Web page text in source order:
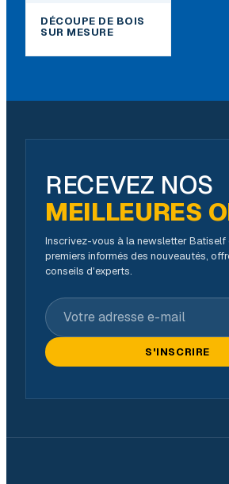
DÉCOUPE DE BOIS
SUR MESURE
RECEVEZ NOS
MEILLEURES
Inscrivez-vous à la newsletter Batiself
premiers informés des nouveautés,
conseils d'experts.
Votre adresse e-mail
S'INSCRIRE